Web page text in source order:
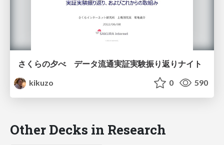
さくらの夕べ データ流通実証実験振り返りナイト
kikuzo
0 590
Other Decks in Research